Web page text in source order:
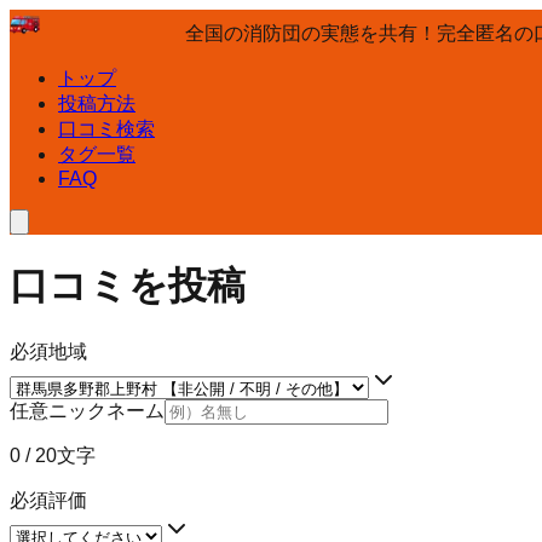
全国の消防団の実態を共有！完全匿名の
トップ
投稿方法
口コミ検索
タグ一覧
FAQ
口コミを投稿
必須地域
任意ニックネーム
0 / 20文字
必須評価